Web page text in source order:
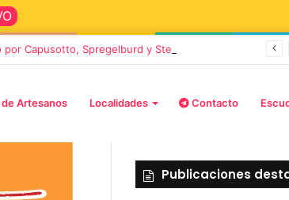
por Capusotto, Spregelburd y Stefani
Artesanos Localidades Contacto
Publicaciones